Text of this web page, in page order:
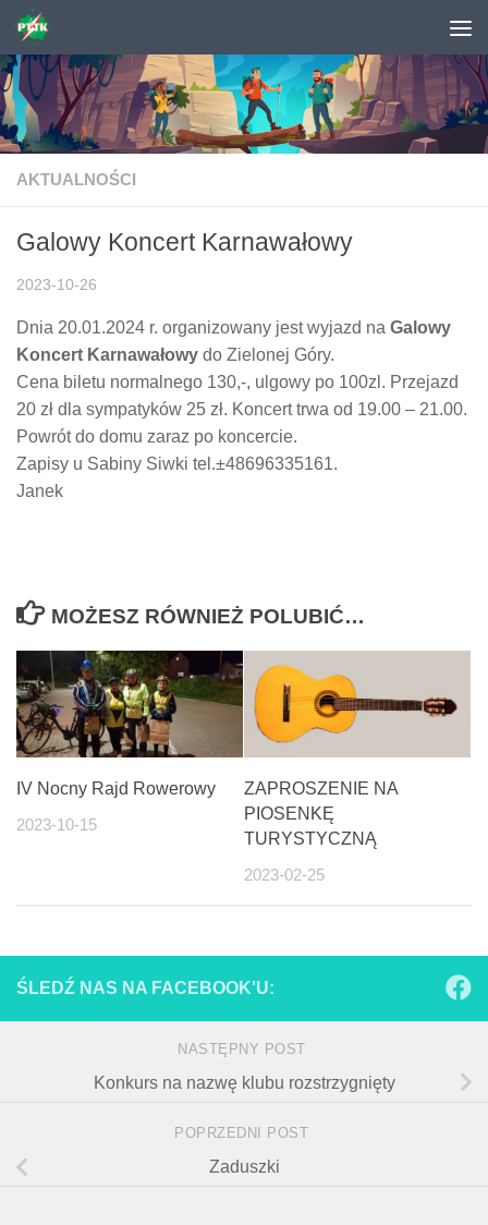
Skip to content
AKTUALNOŚCI
Galowy Koncert Karnawałowy
2023-10-26
Dnia 20.01.2024 r. organizowany jest wyjazd na Galowy
Koncert Karnawałowy do Zielonej Góry.
Cena biletu normalnego 130,-, ulgowy po 100zl. Przejazd
20 zł dla sympatyków 25 zł. Koncert trwa od 19.00 – 21.00.
Powrót do domu zaraz po koncercie.
Zapisy u Sabiny Siwki tel.±48696335161.
Janek
MOŻESZ RÓWNIEŻ POLUBIĆ…
IV Nocny Rajd Rowerowy
2023-10-15
ZAPROSZENIE NA
PIOSENKĘ
TURYSTYCZNĄ
2023-02-25
ŚLEDŹ NAS NA FACEBOOK'U:
NASTĘPNY POST
Konkurs na nazwę klubu rozstrzygnięty
POPRZEDNI POST
Zaduszki